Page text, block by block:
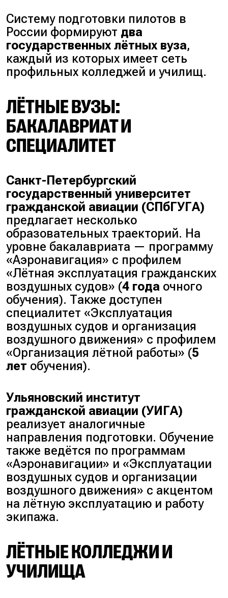
Систему подготовки пилотов в
России формируют два
государственных лётных вуза,
каждый из которых имеет сеть
профильных колледжей и училищ.
ЛЁТНЫЕ ВУЗЫ:
БАКАЛАВРИАТ И
СПЕЦИАЛИТЕТ
Санкт-Петербургский
государственный университет
гражданской авиации (СПбГУГА)
предлагает несколько
образовательных траекторий. На
уровне бакалавриата — программу
«Аэронавигация» с профилем
«Лётная эксплуатация гражданских
воздушных судов» (4 года очного
обучения). Также доступен
специалитет «Эксплуатация
воздушных судов и организация
воздушного движения» с профилем
«Организация лётной работы» (5
лет обучения).
Ульяновский институт
гражданской авиации (УИГА)
реализует аналогичные
направления подготовки. Обучение
также ведётся по программам
«Аэронавигации» и «Эксплуатации
воздушных судов и организации
воздушного движения» с акцентом
на лётную эксплуатацию и работу
экипажа.
ЛЁТНЫЕ КОЛЛЕДЖИ И
УЧИЛИЩА